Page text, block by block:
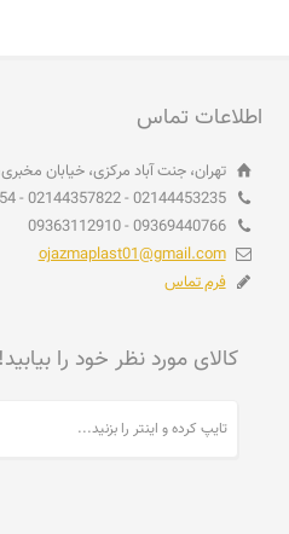
اطلاعات تماس
تهران، جنت آباد مرکزی، خیابان مخبری، پلاک 215،
02144453235 - 02144357822 - 02146133754
09369440766 - 09363112910
ojazmaplast01@gmail.com
فرم تماس
کالای مورد نظر خود را بیابید!